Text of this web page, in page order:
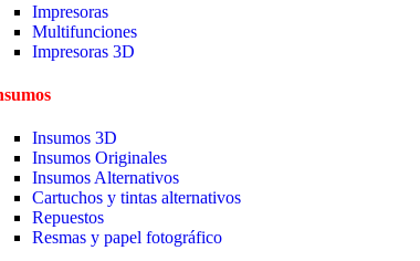
Impresoras
Multifunciones
Impresoras 3D
Insumos 3D
Insumos Originales
Insumos Alternativos
Cartuchos y tintas alternativos
Repuestos
Resmas y papel fotográfico